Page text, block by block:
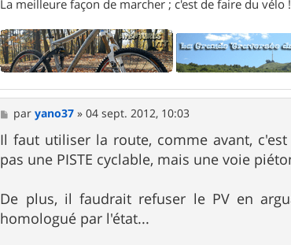
La meilleure façon de marcher ; c'est de faire du vélo !
M
e
s
s
a
paryano37 »04 sept. 2012, 10:03
Il faut utiliser la route, comme avant,
pas une PISTE cyclable, mais une voie
De plus, il faudrait refuser le PV en
homologué par l'état...